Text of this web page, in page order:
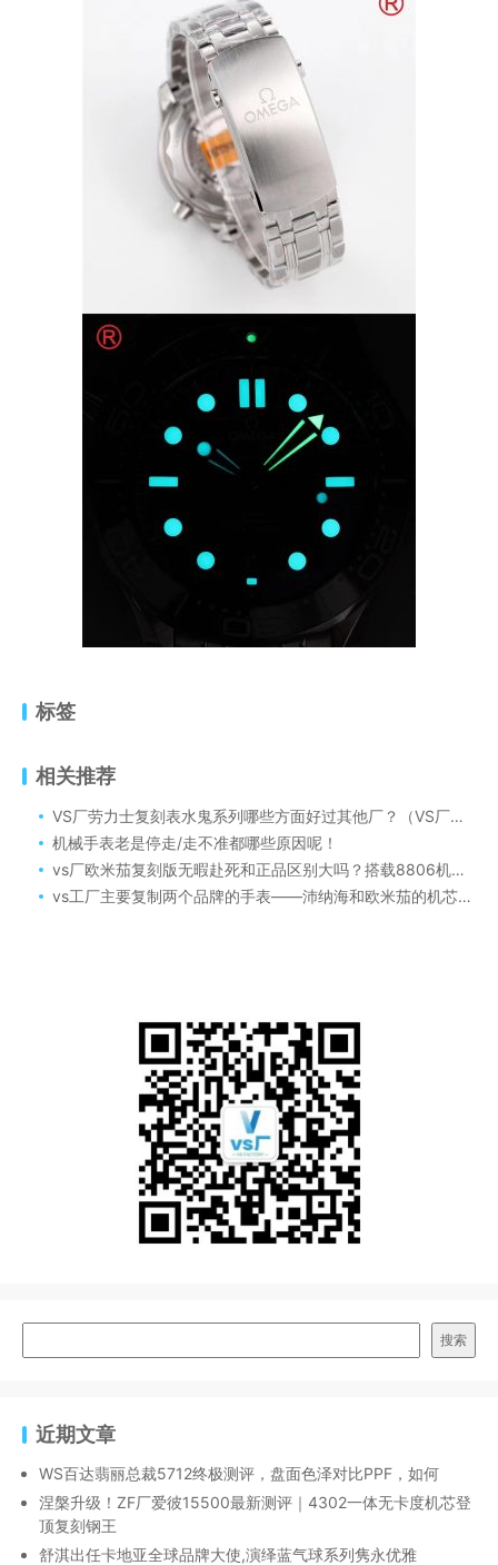
标签
相关推荐
VS厂劳力士复刻表水鬼系列哪些方面好过其他厂？（VS厂复刻手表质量如何）
机械手表老是停走/走不准都哪些原因呢！
vs厂欧米茄复刻版无暇赴死和正品区别大吗？搭载8806机芯后会如何呢！
vs工厂主要复制两个品牌的手表——沛纳海和欧米茄的机芯有哪些呢！
搜索
近期文章
WS百达翡丽总裁5712终极测评，盘面色泽对比PPF，如何
涅槃升级！ZF厂爱彼15500最新测评｜4302一体无卡度机芯登
顶复刻钢王
舒淇出任卡地亚全球品牌大使,演绎蓝气球系列隽永优雅